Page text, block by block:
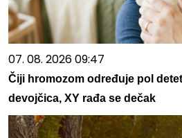
07. 08. 2026 09:47
Čiji hromozom određuje pol
devojčica, XY rađa se dečak